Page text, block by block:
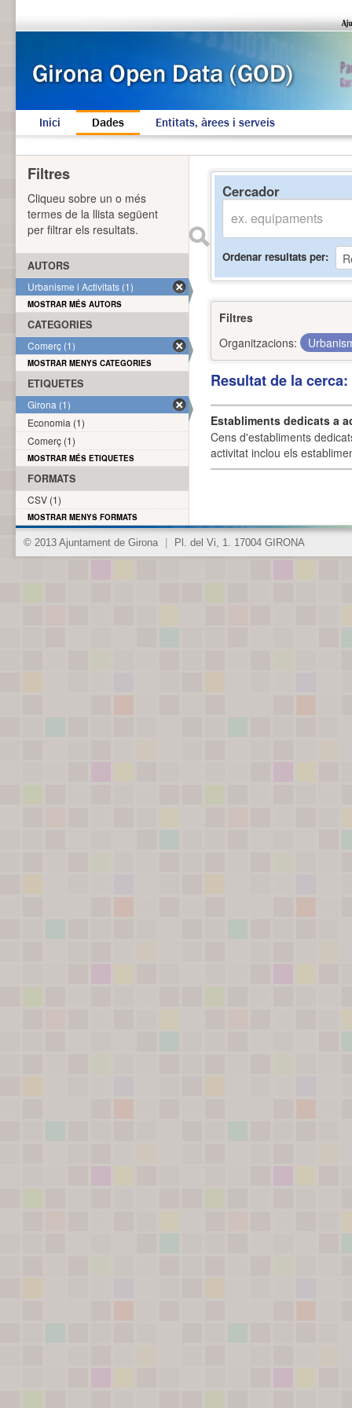
Inici Dades Entitats, àrees i serveis
Cercador
Ordenar resultats per
Filtres
Organitzacions:
Resultat de la
Establiments dedicats a
Cens d'establiments
activitat inclou els
Filtres
Cliqueu sobre un o més
termes de la llista següent
per filtrar els resultats.
AUTORS
Urbanisme i Activitats (1)
MOSTRAR MÉS AUTORS
CATEGORIES
Comerç (1)
MOSTRAR MENYS CATEGORIES
ETIQUETES
Girona (1)
Economia (1)
Comerç (1)
MOSTRAR MÉS ETIQUETES
FORMATS
CSV (1)
MOSTRAR MENYS FORMATS
© 2013 Ajuntament de Girona Pl. del Vi, 1. 17004 GIRONA